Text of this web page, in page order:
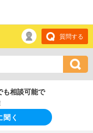
質問する
も相談可能で
聞く